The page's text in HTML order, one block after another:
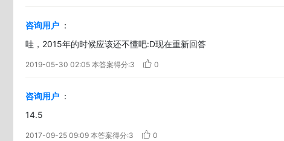
咨询用户 ：
哇，2015年的时候应该还不懂吧:D现在重新回答
2019-05-30 02:05 本答案得分:3 0
咨询用户 ：
14.5
2017-09-25 09:09 本答案得分:3 0